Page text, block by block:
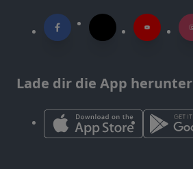
Lade dir die App herunter